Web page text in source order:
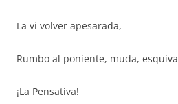
La vi volver apesarada,
Rumbo al poniente, muda, esquiva
¡La Pensativa!